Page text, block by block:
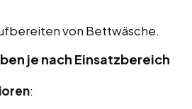
von Bettwäsche.
je nach Einsatzbereich
: